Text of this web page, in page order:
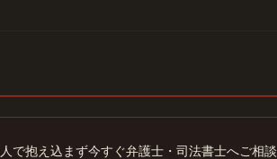
で抱え込まず今すぐ弁護士・司法書士へご相談